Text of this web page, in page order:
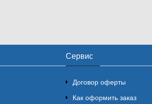
Сервис
Договор оферты
Как оформить заказ